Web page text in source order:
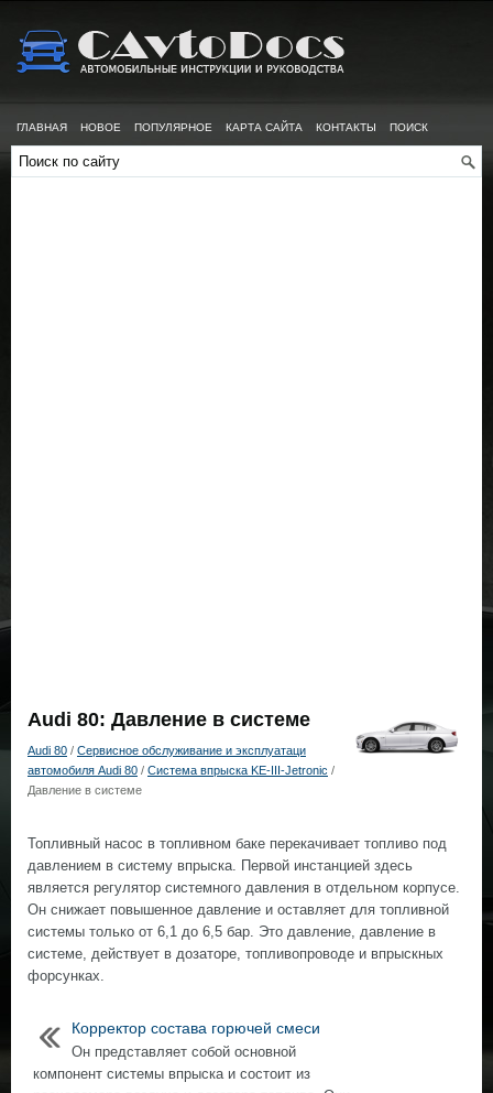
ГЛАВНАЯ НОВОЕ ПОПУЛЯРНОЕ КАРТА САЙТА КОНТАКТЫ ПОИСК
Audi 80: Давление в системе
Audi 80 / Сервисное обслуживание и эксплуатаци
автомобиля Audi 80 / Система впрыска KE-III-Jetronic /
Давление в системе
Топливный насос в топливном баке перекачивает топливо под
давлением в систему впрыска. Первой инстанцией здесь
является регулятор системного давления в отдельном корпусе.
Он снижает повышенное давление и оставляет для топливной
системы только от 6,1 до 6,5 бар. Это давление, давление в
системе, действует в дозаторе, топливопроводе и впрыскных
форсунках.
Корректор состава горючей смеси
Он представляет собой основной
компонент системы впрыска и состоит из